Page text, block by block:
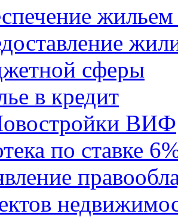
жильем
сферы
в кредит
ВИФ
по ставке